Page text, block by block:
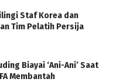
Staf Korea dan
Tim Pelatih Persija
Biayai ‘Ani-Ani’ Saat
Membantah